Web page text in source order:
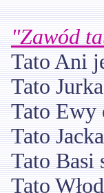
"Zawód
Tato Ani
Tato
Tato Ewy
Tato
Tato Basi
Tato